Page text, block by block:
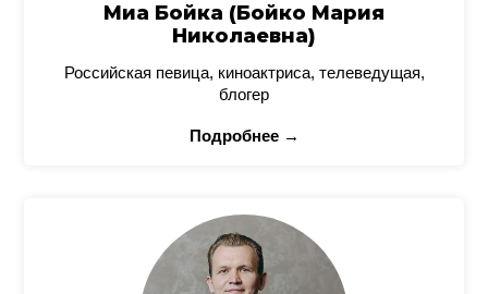
Миа Бойка (Бойко Мария
Николаевна)
Российская певица, киноактриса, телеведущая,
блогер
Подробнее →